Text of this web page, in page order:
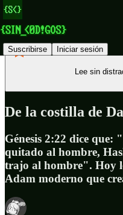
Suscribirse Iniciar sesión
Lee sin
De la costilla de
Génesis 2:22 dice que:
quitado al hombre,
trajo al hombre". Hoy
Adam moderno que